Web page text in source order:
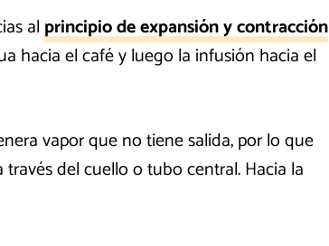
al principio de expansión y contracción
hacia el café y luego la infusión hacia el
vapor que no tiene salida, por lo que
del cuello o tubo central. Hacia la